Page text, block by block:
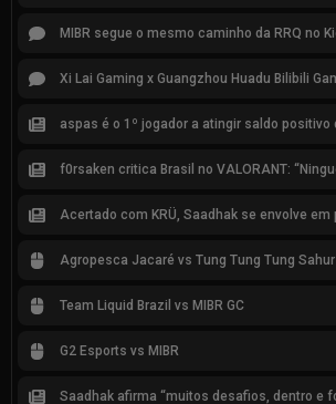
Agropesca Jacaré vs Tung Tung Tung Sahur
Team Liquid Brazil vs MIBR GC
G2 Esports vs MIBR